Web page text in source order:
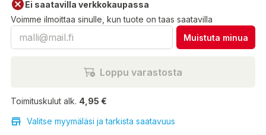
Ei saatavilla verkkokaupassa
Voimme ilmoittaa sinulle, kun tuote on taas saatavilla
Muistuta minua
Loppu varastosta
Toimituskulut alk. 4,95 €
Valitse myymäläsi ja tarkista saatavuus